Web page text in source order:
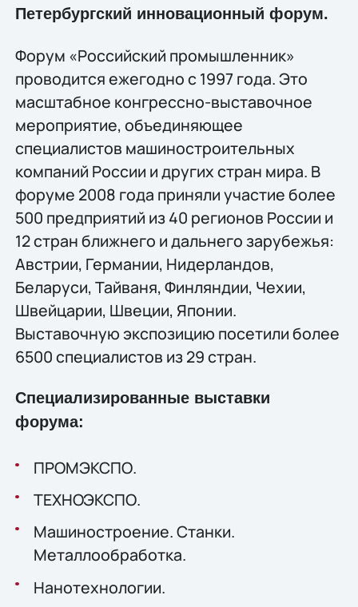
Петербургский инновационный форум.
Форум «Российский промышленник»
проводится ежегодно с 1997 года. Это
масштабное конгрессно-выставочное
мероприятие, объединяющее
специалистов машиностроительных
компаний России и других стран мира. В
форуме 2008 года приняли участие более
500 предприятий из 40 регионов России и
12 стран ближнего и дальнего зарубежья:
Австрии, Германии, Нидерландов,
Беларуси, Тайваня, Финляндии, Чехии,
Швейцарии, Швеции, Японии.
Выставочную экспозицию посетили более
6500 специалистов из 29 стран.
Специализированные выставки
форума:
ПРОМЭКСПО.
ТЕХНОЭКСПО.
Машиностроение. Станки.
Металлообработка.
Нанотехнологии.